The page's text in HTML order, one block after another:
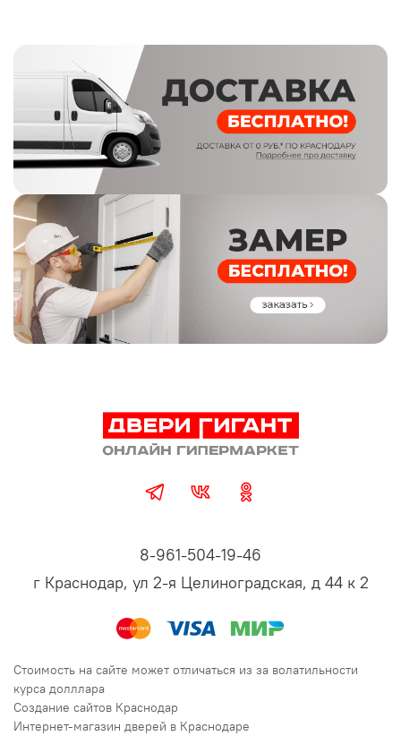
8-961-504-19-46
г Краснодар, ул 2-я Целиноградская, д 44 к 2
Стоимость на сайте может отличаться из за волатильности
курса долллара
Создание сайтов Краснодар
Интернет-магазин дверей в Краснодаре